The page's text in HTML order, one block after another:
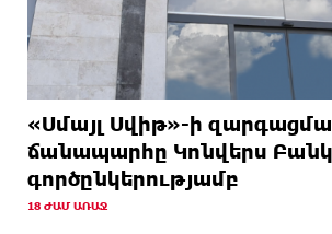
«Սմայլ Սվիթ»-ի
ճանապարհը Կոնվերս
գործընկերությամբ
18 ԺԱՄ ԱՌԱՋ